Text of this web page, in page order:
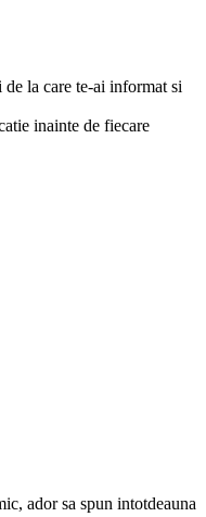
la care te-ai informat si
inainte de fiecare
ador sa spun intotdeauna